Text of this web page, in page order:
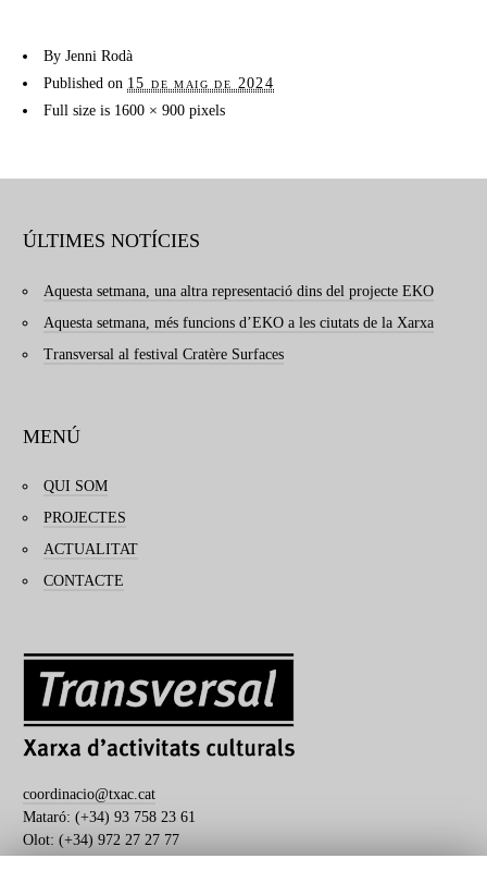
By Jenni Rodà
Published on 15 de maig de 2024
Full size is 1600 × 900 pixels
ÚLTIMES NOTÍCIES
Aquesta setmana, una altra representació dins del projecte EKO
Aquesta setmana, més funcions d’EKO a les ciutats de la Xarxa
Transversal al festival Cratère Surfaces
MENÚ
QUI SOM
PROJECTES
ACTUALITAT
CONTACTE
coordinacio@txac.cat
Mataró: (+34) 93 758 23 61
Olot: (+34) 972 27 27 77